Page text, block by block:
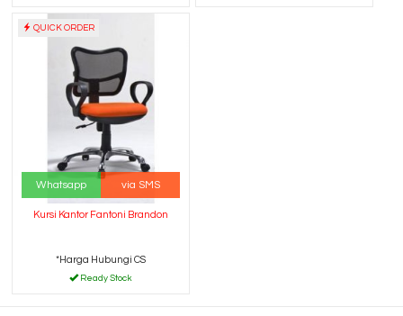
QUICK ORDER
Whatsapp via SMS
Kursi Kantor Fantoni Brandon
*Harga Hubungi CS
Ready Stock